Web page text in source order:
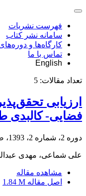
فهرست نشریات
سامانه نشر کتاب
کارگاه‌ها و
تماس با ما
English
تعداد مقالات: 5
ارزیابی
فضایی- کالبدی
دوره 2، شماره 2، 1393، صفحه
علی شماعی، مهدی
مشاهده مقاله
اصل مقاله 1.84 M